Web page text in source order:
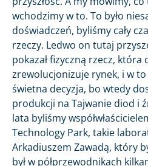
wchodzimy w to. To było
doświadczeń, byliśmy cały
rzeczy. Ledwo on tutaj
pokazał fizyczną rzecz, która
zrewolucjonizuje rynek, i w to
świetna decyzja, bo wtedy
produkcji na Tajwanie diod i
lata byliśmy
Technology Park, takie
Arkadiuszem Zawadą, który
był w półprzewodnikach